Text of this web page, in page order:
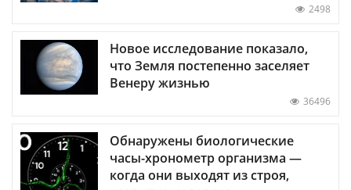
2498
Новое исследование показало,
что Земля постепенно заселяет
Венеру жизнью
36496
Обнаружены биологические
часы-хронометр организма —
когда они выходят из строя,